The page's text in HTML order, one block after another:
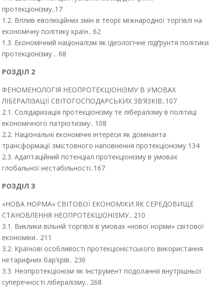
протекціонізму..17
1.2. Вплив еволюційних змін в теорії міжнародної торгівлі на
економічну політику країн.. 62
1.3. Економічний націоналізм як ідеологічне підґрунтя політики
протекціонізму .. 68
РОЗДІЛ 2
ФЕНОМЕНОЛОГІЯ НЕОПРОТЕКЦІОНІЗМУ В УМОВАХ
ЛІБЕРАЛІЗАЦІЇ СВІТОГОСПОДАРСЬКИХ ЗВ’ЯЗКІВ..107
2.1. Солідаризація протекціонізму те лібералізму в політиці
економічного патріотизму.. 108
2.2. Національні економічні інтереси як домінанта
трансформації змістовного наповнення протекціонізму 134
2.3. Адаптаційний потенціал протекціонізму в умовах
глобальної нестабільності..167
РОЗДІЛ З
«НОВА НОРМА» СВІТОВОЇ ЕКОНОМІКИ ЯК СЕРЕДОВИЩЕ
СТАНОВЛЕННЯ НЕОПРОТЕКЦІОНІЗМУ.. 210
3.1. Виклики вільній торгівлі в умовах «нової норми» світової
економіки.. 211
3.2. Країнові особливості протекціоністського використання
нетарифних бар’єрів.. 236
3.3. Неопротекціонізм як Інструмент подолання внутрішньої
суперечності лібералізму.. 268